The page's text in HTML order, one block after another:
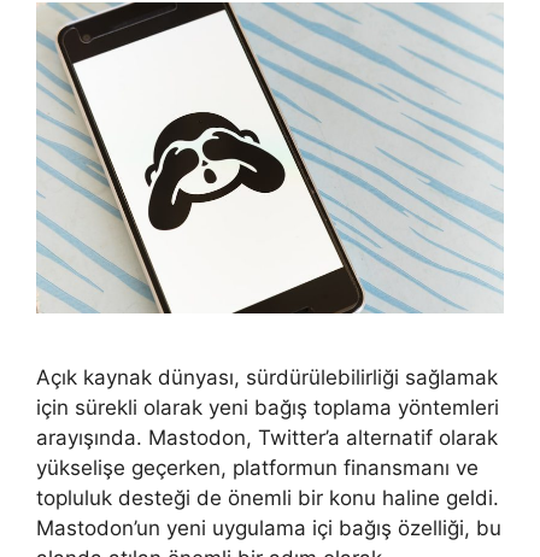
Açık kaynak dünyası, sürdürülebilirliği sağlamak
için sürekli olarak yeni bağış toplama yöntemleri
arayışında. Mastodon, Twitter’a alternatif olarak
yükselişe geçerken, platformun finansmanı ve
topluluk desteği de önemli bir konu haline geldi.
Mastodon’un yeni uygulama içi bağış özelliği, bu